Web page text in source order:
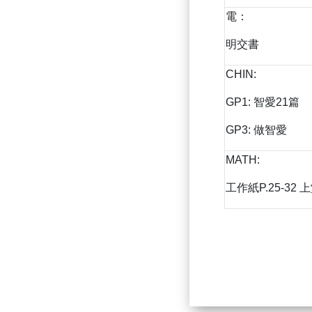
電：
明交書
CHIN:
GP1: 智愛21篇
GP3: 做智愛
MATH:
工作紙P.25-32